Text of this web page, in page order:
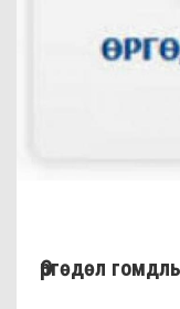
Өргөдөл